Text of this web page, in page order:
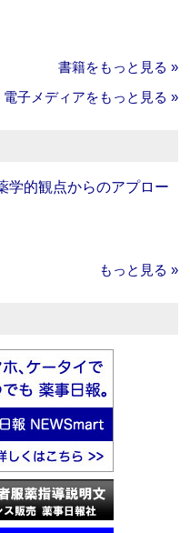
書籍をもっと見る »
電子メディアをもっと見る »
学的観点からのアプロー
もっと見る »